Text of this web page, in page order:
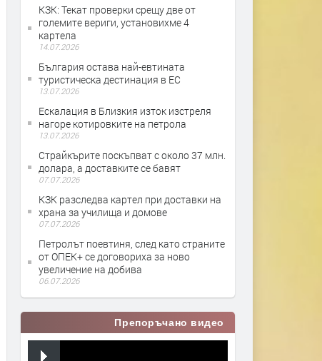
КЗК: Текат проверки срещу две от
големите вериги, установихме 4
картела
14.07.2026
България остава най-евтината
туристическа дестинация в ЕС
13.07.2026
Ескалация в Близкия изток изстреля
нагоре котировките на петрола
13.07.2026
Страйкърите поскъпват с около 37 млн.
долара, а доставките се бавят
07.07.2026
КЗК разследва картел при доставки на
храна за училища и домове
07.07.2026
Петролът поевтиня, след като страните
от ОПЕК+ се договориха за ново
увеличение на добива
06.07.2026
Препоръчано видео